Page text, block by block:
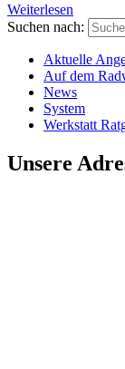
Weiterlesen
Suchen nach:
Aktuelle
Auf dem
News
System
Werkstatt
Unsere